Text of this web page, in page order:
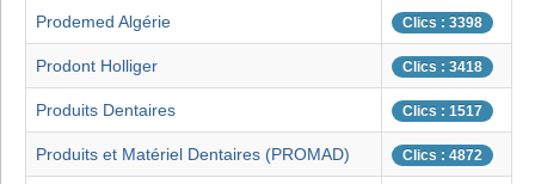
Prodemed Algérie Clics : 3398
Prodont Holliger Clics : 3418
Produits Dentaires Clics : 1517
Produits et Matériel Dentaires (PROMAD) Clics : 4872